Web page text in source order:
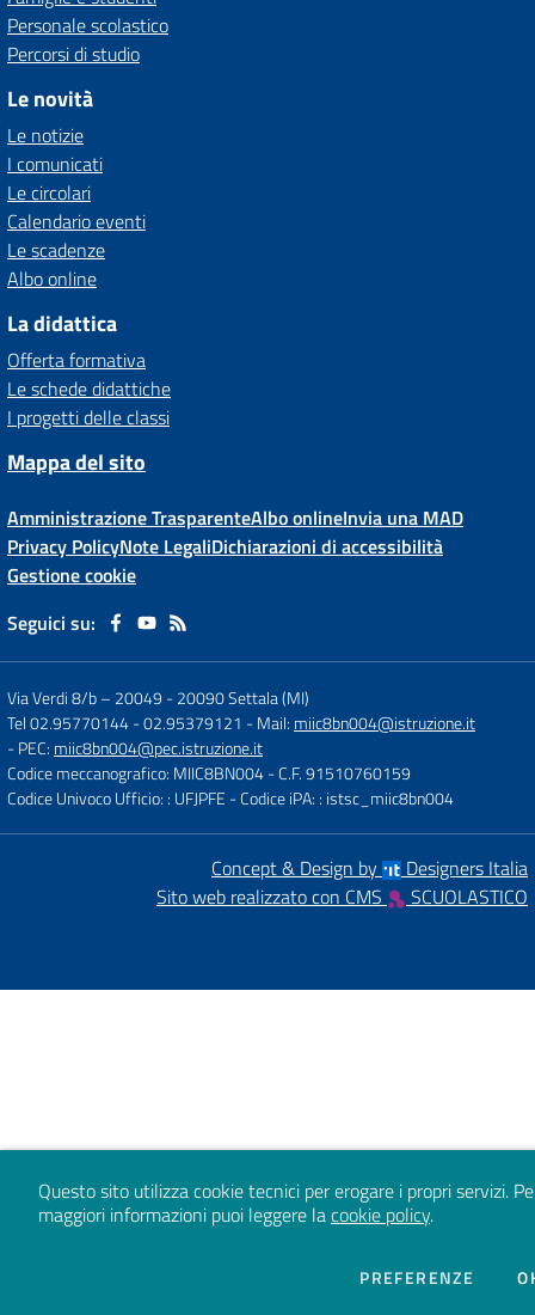
Personale scolastico
Percorsi di studio
Le novità
Le notizie
I comunicati
Le circolari
Calendario eventi
Le scadenze
Albo online
La didattica
Offerta formativa
Le schede didattiche
I progetti delle classi
Mappa del sito
Amministrazione TrasparenteAlbo onlineInvia una MAD
Privacy PolicyNote LegaliDichiarazioni di accessibilità
Gestione cookie
Seguici su:
Via Verdi 8/b – 20049 -20090 Settala (MI)
Tel 02.95770144 - 02.95379121 - Mail: miic8bn004@istruzione.it
- PEC: miic8bn004@pec.istruzione.it
Codice meccanografico: MIIC8BN004- C.F. 91510760159
Codice Univoco Ufficio: : UFJPFE - Codice iPA: : istsc_miic8bn004
Concept & Design by
Designers Italia
Sito web realizzato con CMS
SCUOLASTICO
Questo sito utilizza cookie tecnici per erogare i propri servizi.
maggiori informazioni puoi leggere lacookie policy.
PREFERENZE DEI